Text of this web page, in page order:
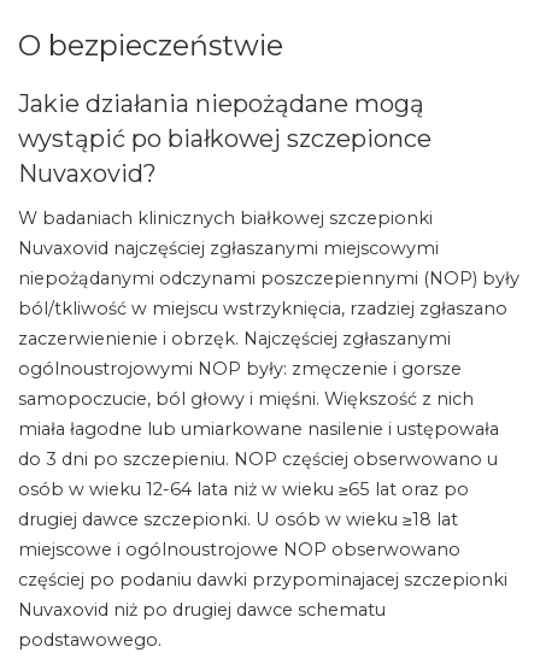
O bezpieczeństwie
Jakie działania niepożądane mogą
wystąpić po białkowej szczepionce
Nuvaxovid?
W badaniach klinicznych białkowej szczepionki
Nuvaxovid najczęściej zgłaszanymi miejscowymi
niepożądanymi odczynami poszczepiennymi (NOP) były
ból/tkliwość w miejscu wstrzyknięcia, rzadziej zgłaszano
zaczerwienienie i obrzęk. Najczęściej zgłaszanymi
ogólnoustrojowymi NOP były: zmęczenie i gorsze
samopoczucie, ból głowy i mięśni. Większość z nich
miała łagodne lub umiarkowane nasilenie i ustępowała
do 3 dni po szczepieniu. NOP częściej obserwowano u
osób w wieku 12-64 lata niż w wieku ≥65 lat oraz po
drugiej dawce szczepionki. U osób w wieku ≥18 lat
miejscowe i ogólnoustrojowe NOP obserwowano
częściej po podaniu dawki przypominajacej szczepionki
Nuvaxovid niż po drugiej dawce schematu
podstawowego.